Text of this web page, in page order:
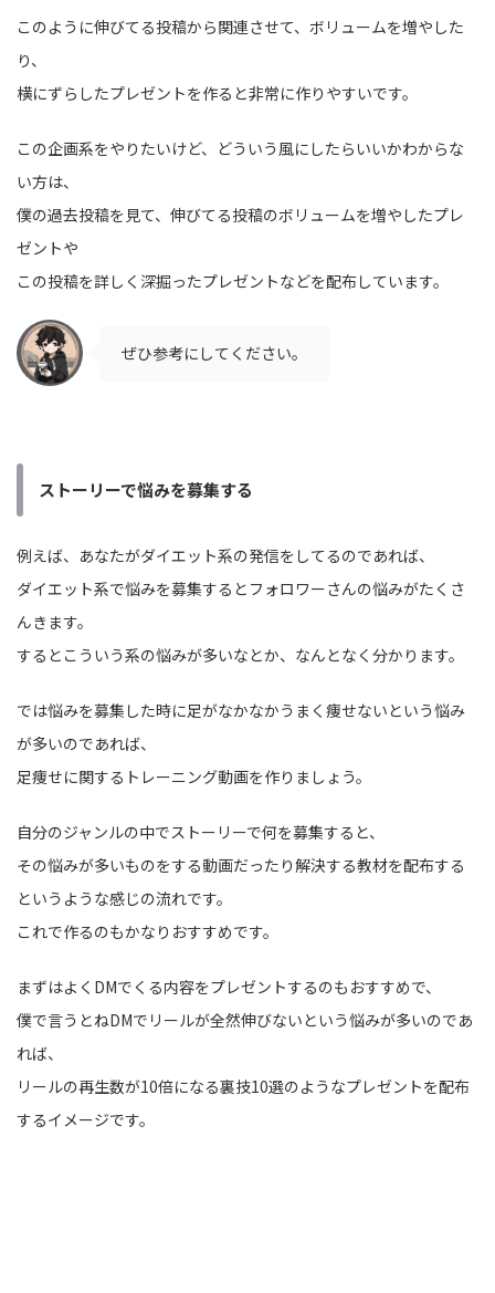
このように伸びてる投稿から関連させて、ボリュームを増やした
り、
横にずらしたプレゼントを作ると非常に作りやすいです。
この企画系をやりたいけど、どういう風にしたらいいかわからな
い方は、
僕の過去投稿を見て、伸びてる投稿のボリュームを増やしたプレ
ゼントや
この投稿を詳しく深掘ったプレゼントなどを配布しています。
ぜひ参考にしてください。
ストーリーで悩みを募集する
例えば、あなたがダイエット系の発信をしてるのであれば、
ダイエット系で悩みを募集するとフォロワーさんの悩みがたくさ
んきます。
するとこういう系の悩みが多いなとか、なんとなく分かります。
では悩みを募集した時に足がなかなかうまく痩せないという悩み
が多いのであれば、
足痩せに関するトレーニング動画を作りましょう。
自分のジャンルの中でストーリーで何を募集すると、
その悩みが多いものをする動画だったり解決する教材を配布する
というような感じの流れです。
これで作るのもかなりおすすめです。
まずはよくDMでくる内容をプレゼントするのもおすすめで、
僕で言うとねDMでリールが全然伸びないという悩みが多いのであ
れば、
リールの再生数が10倍になる裏技10選のようなプレゼントを配布
するイメージです。